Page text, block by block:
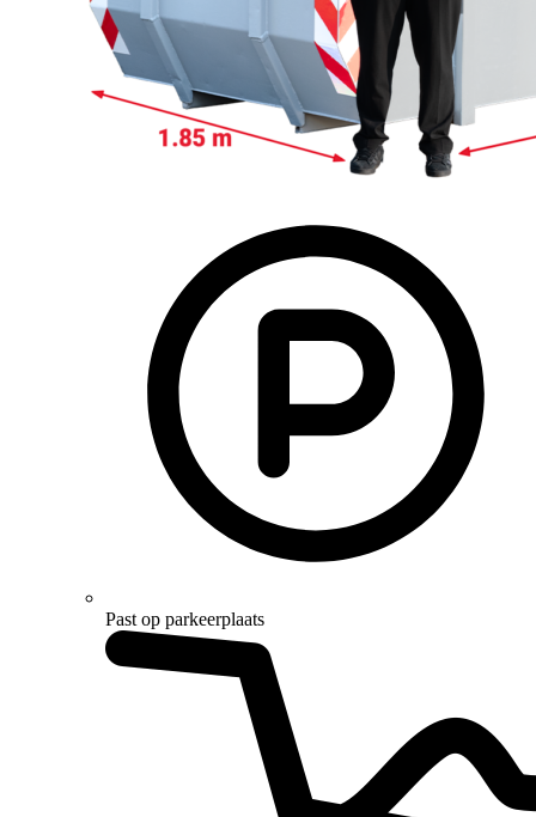
Past op parkeerplaats